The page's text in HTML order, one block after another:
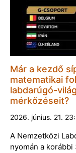
Már a kezdő
matematikai
labdarúgó-
mérkőzéseit?
2026. június. 21.
A Nemzetközi
nyomán a